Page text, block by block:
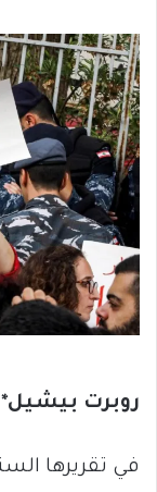
روبرت بيشيل*